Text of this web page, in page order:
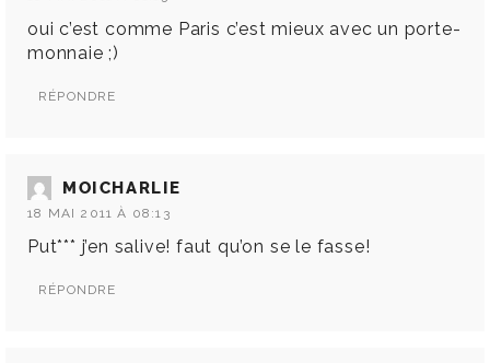
oui c’est comme Paris c’est mieux avec un porte-
monnaie ;)
RÉPONDRE
MOICHARLIE
18 MAI 2011 À 08:13
Put*** j’en salive! faut qu’on se le fasse!
RÉPONDRE